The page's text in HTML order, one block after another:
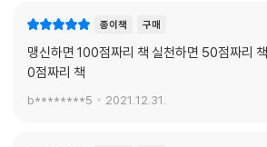
종이책 구매
맹신하면 100점짜리 책 실천하면 50점짜리
0점짜리 책
b********5 2021.12.31.